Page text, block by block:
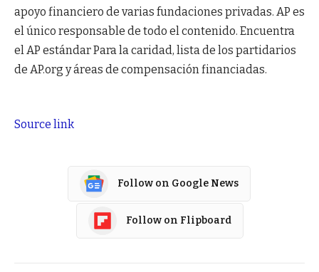
apoyo financiero de varias fundaciones privadas. AP es
el único responsable de todo el contenido. Encuentra
el AP estándarPara la caridad, listade los partidarios
de AP.org y áreas de compensación financiadas.
Source link
Follow on Google News
Follow on Flipboard